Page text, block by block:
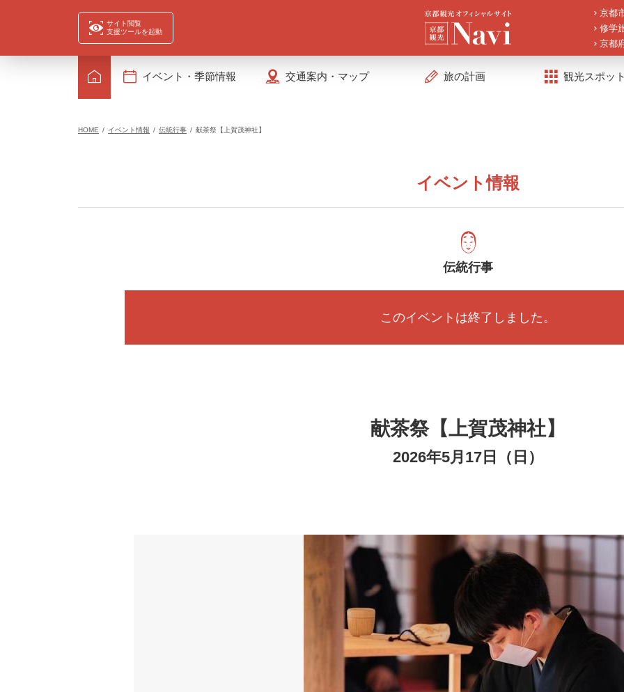
サイト閲覧
支援ツールを起動
京都
修学
京都
イベント・季節情報 交通案内・マップ 旅の計画 観光スポッ
HOME イベント情報 伝統行事 献茶祭【上賀茂神社】
イベント情報
伝統行事
このイベントは終了しました。
献茶祭【上賀茂神社】
2026年5月17日（日）